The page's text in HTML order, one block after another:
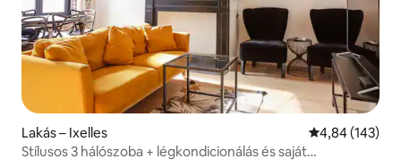
Lakás – Ixelles Átlagos
4,84 (143)
Stílusos 3 hálószoba + légkondicionálás és saját